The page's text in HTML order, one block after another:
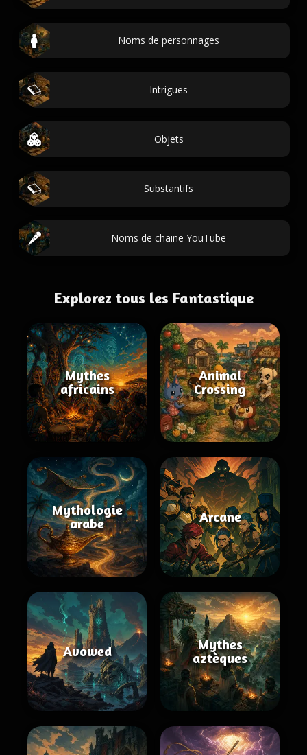
Noms de personnages
Intrigues
Objets
Substantifs
Noms de chaine YouTube
Explorez tous les Fantastique
Mythes
africains
Animal
Crossing
Mythologie
arabe
Arcane
Avowed
Mythes
aztèques